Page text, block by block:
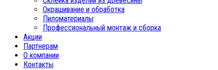
Окрашивание и обработка
Пиломатериалы
Профессиональный монтаж и сборка
Акции
Партнерам
О компании
Контакты